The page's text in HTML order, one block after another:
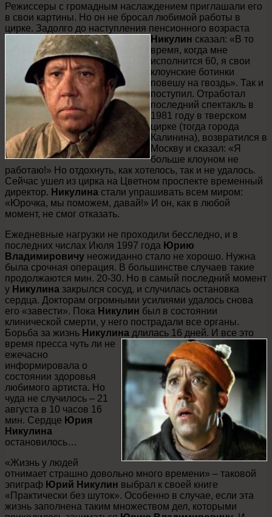
Режиссеры с громадным наслаждением приглашали его
в свои картины. Но он не бросал любимой работы в
цирке. Задолго до наступления пенсионного возраста
Никулин сказал: «В то
время, когда мне
исполнится 60, я свои
клоунские ботинки
повешу на гвоздь». Так и
поступил. Отработал
последний спектакль в
1981 году в тверском
цирке (тогда города
Калинина), возвратился в
Москву и сказал: «Я
больше клоуном не
работаю!» Но отдохнуть, как хотелось, так и не удалось.
Сейчас ушел из цирка на Цветном проспекте временный
директор. Никулина стали упрашивать всем миром:
«Юрочка, мы поможем, давай!» И он, как в любой
момент, не смог отказать.
Ежедневные нагрузки не проходили бесследно, и в
последних числах Июля 1997 года Юрию
Владимировичу неожиданно стало не хорошо. Нужна
была срочная операция. В большинстве случаев такие
продолжаются мин. 20-30. Но в самый последний момент
у Никулина закрылся сосуд, и случилась остановка
сердца. Докторам огромными усилиями удалось снова
его «завести». Пока Никулин был в состоянии
клинической смерти, у него пострадали все органы.
Борьба за жизнь Никулина длилась 16 дней. И все это
время пресса чуть ли не
ежечасно
информировала о
состоянии здоровья
любимого артиста. Но
чуда не случилось – 21
августа в 10 часов 16
мин. Сердце Юрия
Никулина
остановилось…
«Жизнь у людей
отнимает страшно довольно много времени» – таковой
эпиграф Юрий Никулин выбрал к своей книге
«Практически без шуток». Особенно в случае, если эта
жизнь заполнена таким множеством дел, которыми